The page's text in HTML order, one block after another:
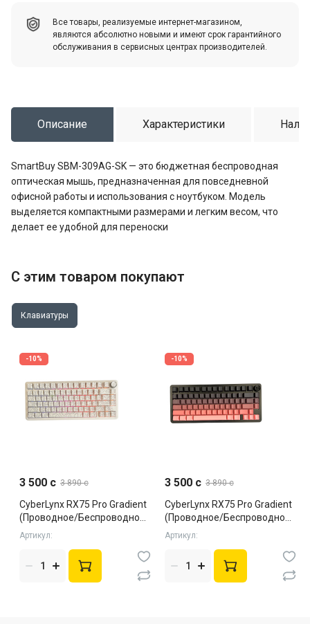
Все товары, реализуемые интернет-магазином,
являются абсолютно новыми и имеют срок гарантийного
обслуживания в сервисных центрах производителей.
Описание Характеристики
SmartBuy SBM-309AG-SK — это бюджетная беспроводная
оптическая мышь, предназначенная для повседневной
офисной работы и использования с ноутбуком. Модель
выделяется компактными размерами и легким весом, что
делает ее удобной для переноски
С этим товаром покупают
Клавиатуры
-10%
3 500 c 3 890 c
CyberLynx RX75 Pro Gradient
(Проводное/Беспроводное,
White, Silent)
Артикул:
-10%
3 500 c 3 890 c
CyberLynx RX75 Pro Gradient
(Проводное/Беспроводное,
Black, Silent)
Артикул: